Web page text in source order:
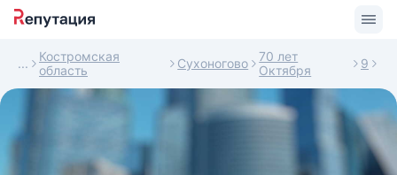
Костромская
область
Сухоногово
70 лет
Октября
9